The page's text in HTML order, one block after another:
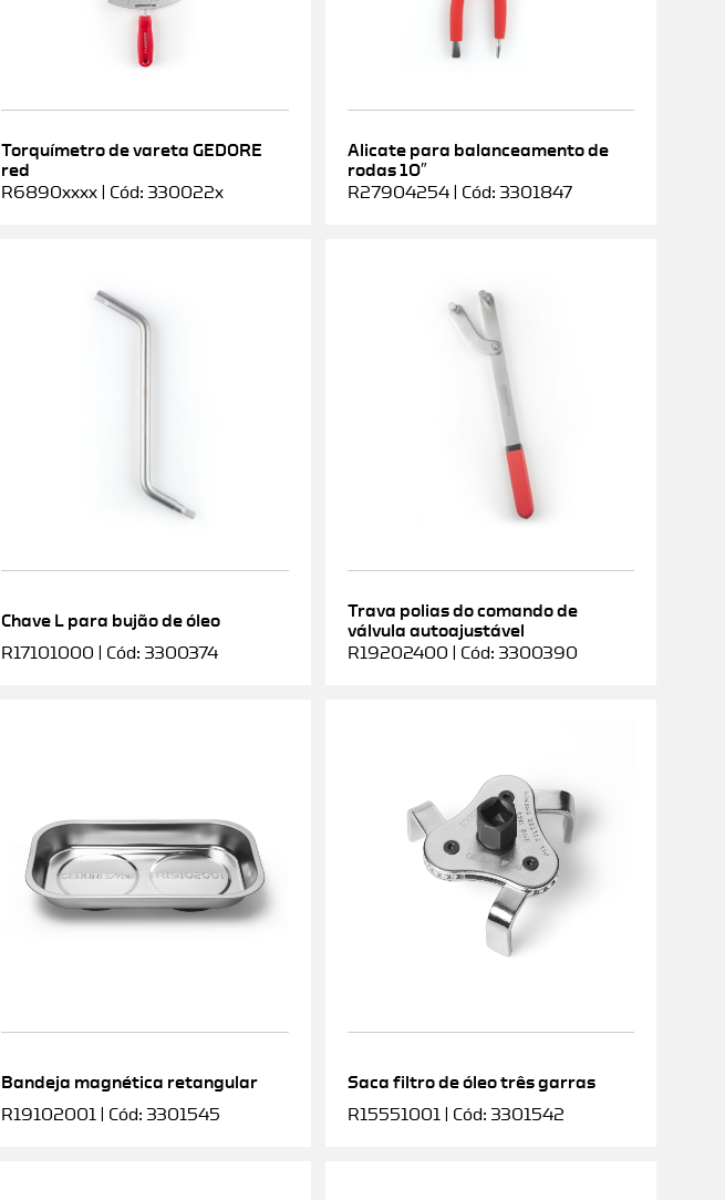
Torquímetro de vareta GEDORE
red
R6890xxxx | Cód: 330022x
Alicate para balanceamento de
rodas 10″
R27904254 | Cód: 3301847
Chave L para bujão de óleo
R17101000 | Cód: 3300374
Trava polias do comando de
válvula autoajustável
R19202400 | Cód: 3300390
Bandeja magnética retangular
R19102001 | Cód: 3301545
Saca filtro de óleo três garras
R15551001 | Cód: 3301542